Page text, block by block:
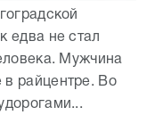
едва не стал
Мужчина
в райцентре. Во